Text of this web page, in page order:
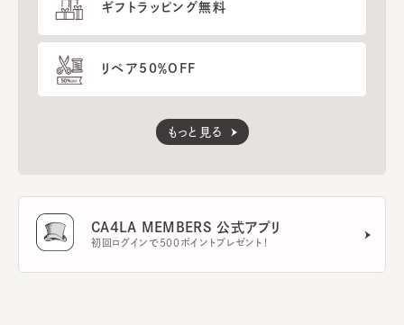
ギフトラッピング無料
リペア50％OFF
もっと見る
CA4LA MEMBERS 公式アプリ
初回ログインで500ポイントプレゼント！